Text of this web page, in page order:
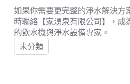
如果你需要更完整的淨水解決方
時聯絡【家湧泉有限公司】，成
的飲水機與淨水設備專家。
未分類